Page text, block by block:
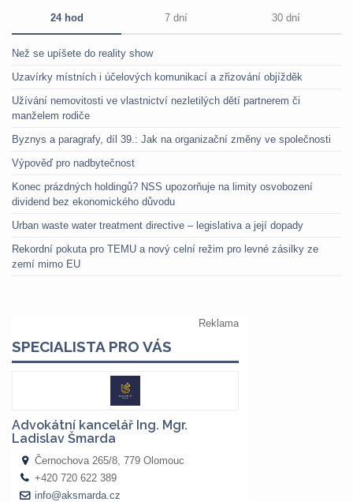
24 hod 7 dní 30 dní
Než se upíšete do reality show
Uzavírky místních i účelových komunikací a zřizování objížděk
Užívání nemovitosti ve vlastnictví nezletilých dětí partnerem či
manželem rodiče
Byznys a paragrafy, díl 39.: Jak na organizační změny ve společnosti
Výpověď pro nadbytečnost
Konec prázdných holdingů? NSS upozorňuje na limity osvobození
dividend bez ekonomického důvodu
Urban waste water treatment directive – legislativa a její dopady
Rekordní pokuta pro TEMU a nový celní režim pro levné zásilky ze
zemí mimo EU